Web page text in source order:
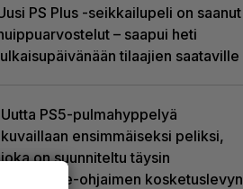
PS Plus -seikkailupeli on saanut
– saapui heti
tilaajien saataville
Uutta PS5-pulmahyppelyä
kuvaillaan ensimmäiseksi peliksi,
joka on suunniteltu täysin
DualSense-ohjaimen kosketuslevyn